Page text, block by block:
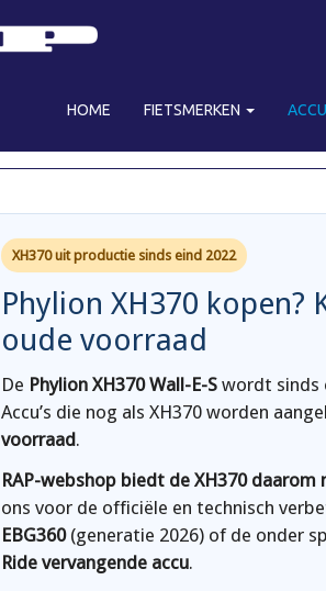
HOME FIETSMERKEN
XH370 uit productie sinds eind 2022
Phylion XH370 kopen?
oude voorraad
De Phylion XH370 Wall-E-S wordt sinds
Accu’s die nog als XH370 worden
voorraad.
RAP-webshop biedt de XH370 daarom
ons voor de officiële en technisch
EBG360(generatie 2026) of de onder
Ride vervangende accu.